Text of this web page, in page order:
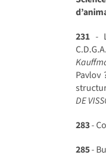
231 -
Pavlov
DE
283-
285-